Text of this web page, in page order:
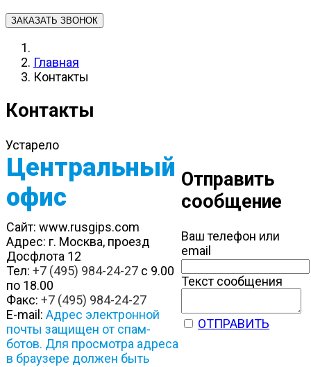
ЗАКАЗАТЬ ЗВОНОК
Главная
Контакты
Контакты
Устарело
Центральный
офис
Сайт: www.rusgips.com
Адрес: г. Москва, проезд
Досфлота 12
Тел: +7 (495) 984-24-27 c 9.00
по 18.00
Факс: +7 (495) 984-24-27
E-mail: Адрес электронной
почты защищен от спам-
ботов. Для просмотра адреса
в браузере должен быть
Отправить
сообщение
Ваш телефон или
email
Текст сообщения
ОТПРАВИТЬ